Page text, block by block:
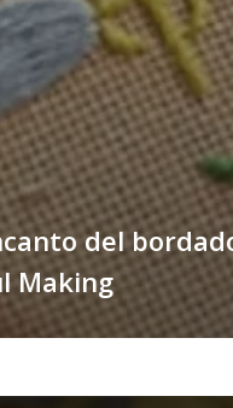
del
Making